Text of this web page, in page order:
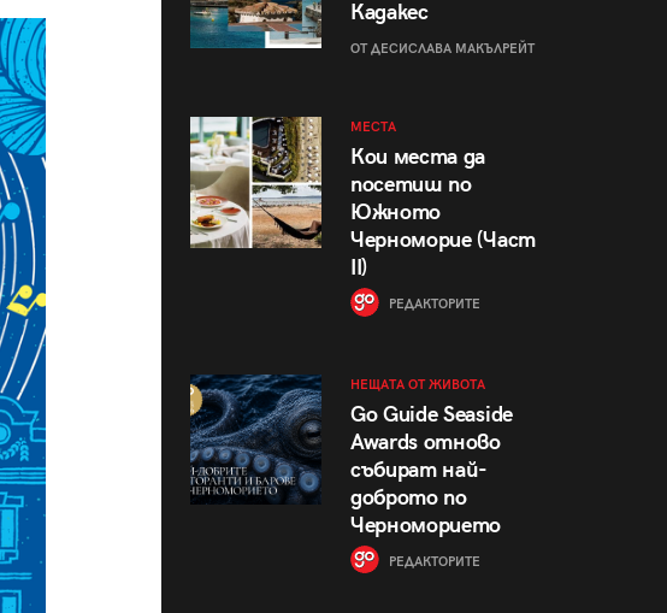
Кадакес
ОТ ДЕСИСЛАВА МАКЪЛРЕЙТ
МЕСТА
Кои места да
посетиш по
Южното
Черноморие (Част
II)
РЕДАКТОРИТЕ
НЕЩАТА ОТ ЖИВОТА
Go Guide Seaside
Awards отново
събират най-
доброто по
Черноморието
РЕДАКТОРИТЕ